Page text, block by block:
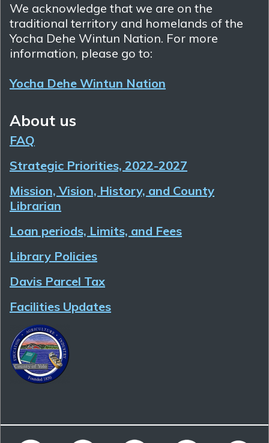
We acknowledge that we are on the
traditional territory and homelands of the
Yocha Dehe Wintun Nation. For more
information, please go to:
Yocha Dehe Wintun Nation
About us
FAQ
Strategic Priorities, 2022-2027
Mission, Vision, History, and County
Librarian
Loan periods, Limits, and Fees
Library Policies
Davis Parcel Tax
Facilities Updates